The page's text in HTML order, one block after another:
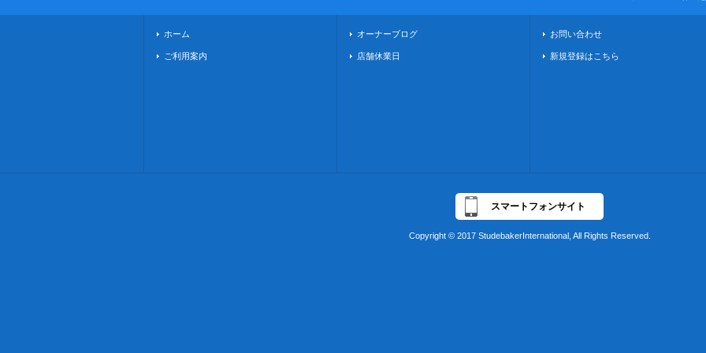
ホーム
ご利用案内
オーナーブログ
店舗休業日
お問い合わせ
新規登録はこちら
スマートフォンサイト
Copyright © 2017 StudebakerInternational, All Rights Reserved.